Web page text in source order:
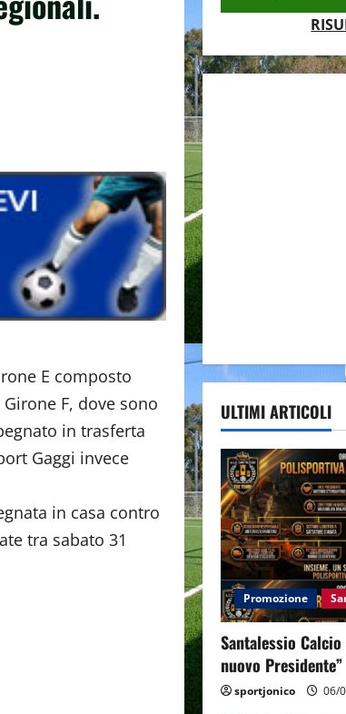
E composto
F, dove sono
in trasferta
Gaggi invece
in casa contro
tra sabato 31
ULTIMI ARTICOLI
Promozione
Santalessio
nuovo Presidente”
sportjonico 06/